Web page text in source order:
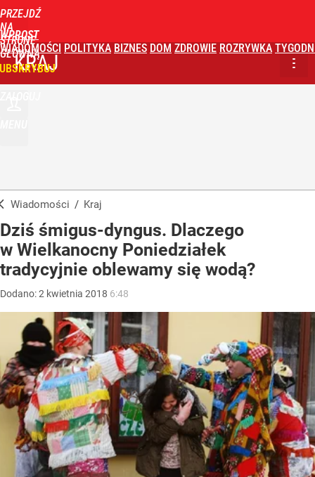
PRZEJDŹ
NA
STRONĘ
GŁÓWNĄ
WPROST
WIADOMOŚCI POLITYKA BIZNES DOM ZDROWIE ROZRYWKA
KRAJ
Wiadomości / Kraj
Dziś śmigus-dyngus. Dlaczego
w Wielkanocny Poniedziałek
tradycyjnie oblewamy się wodą?
Dodano:2 kwietnia 2018 6:48